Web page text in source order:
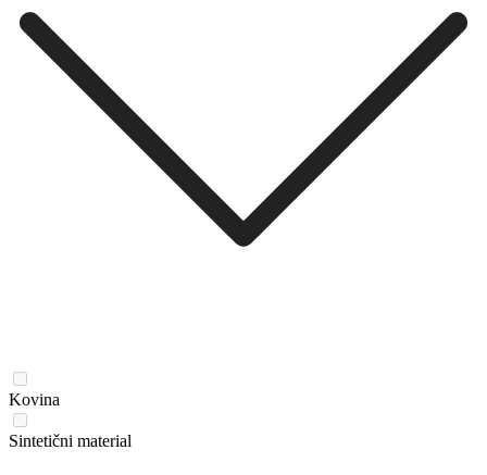
Kovina
Sintetični material